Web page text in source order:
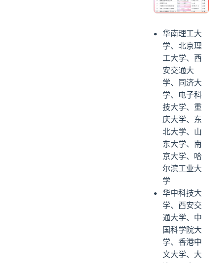
华南理工大
学、北京理
工大学、西
安交通大
学、同济大
学、电子科
技大学、重
庆大学、东
北大学、山
东大学、南
京大学、哈
尔滨工业大
学
华中科技大
学、西安交
通大学、中
国科学院大
学、香港中
文大学、大